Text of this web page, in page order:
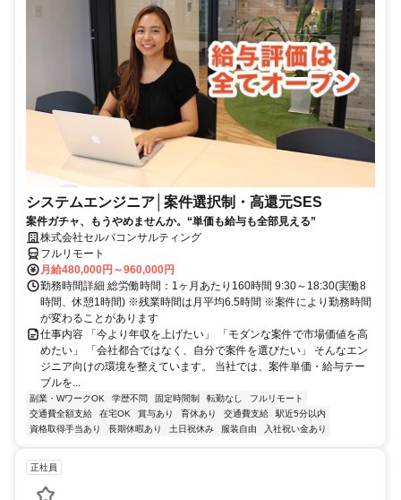
システムエンジニア│案件選択制・高還元SES
案件ガチャ、もうやめませんか。“単価も給与も全部見える”
株式会社セルバコンサルティング
フルリモート
月給480,000円～960,000円
勤務時間詳細 総労働時間：1ヶ月あたり160時間 9:30～18:30(実働8
時間、休憩1時間) ※残業時間は月平均6.5時間 ※案件により勤務時間
が変わることがあります
仕事内容 「今より年収を上げたい」 「モダンな案件で市場価値を高
めたい」 「会社都合ではなく、自分で案件を選びたい」 そんなエン
ジニア向けの環境を整えています。 当社では、案件単価・給与テー
ブルを...
副業・WワークOK 学歴不問 固定時間制 転勤なし
フルリモート
交通費全額支給
在宅OK 賞与あり 育休あり 交通費支給
駅近5分以内
資格取得手当あり
長期休暇あり 土日祝休み 服装自由 入社祝い金あり
正社員